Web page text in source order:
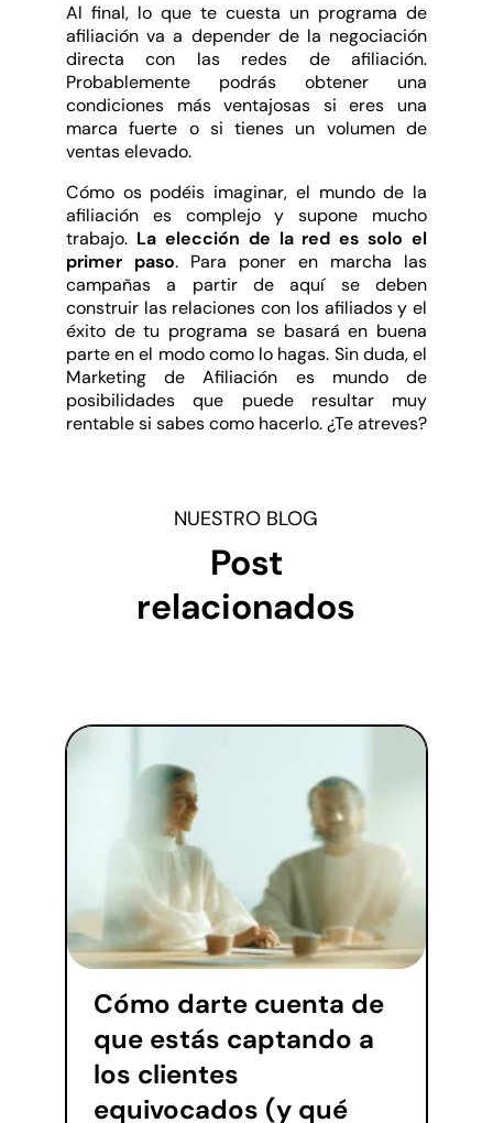
Al final, lo que te cuesta un programa de
afiliación va a depender de la negociación
directa con las redes de afiliación.
Probablemente podrás obtener una
condiciones más ventajosas si eres una
marca fuerte o si tienes un volumen de
ventas elevado.
Cómo os podéis imaginar, el mundo de la
afiliación es complejo y supone mucho
trabajo. La elección de la red es solo el
primer paso. Para poner en marcha las
campañas a partir de aquí se deben
construir las relaciones con los afiliados y el
éxito de tu programa se basará en buena
parte en el modo como lo hagas. Sin duda, el
Marketing de Afiliación es mundo de
posibilidades que puede resultar muy
rentable si sabes como hacerlo. ¿Te atreves?
NUESTRO BLOG
Post
relacionados
Cómo darte cuenta de
que estás captando a
los clientes
equivocados (y qué